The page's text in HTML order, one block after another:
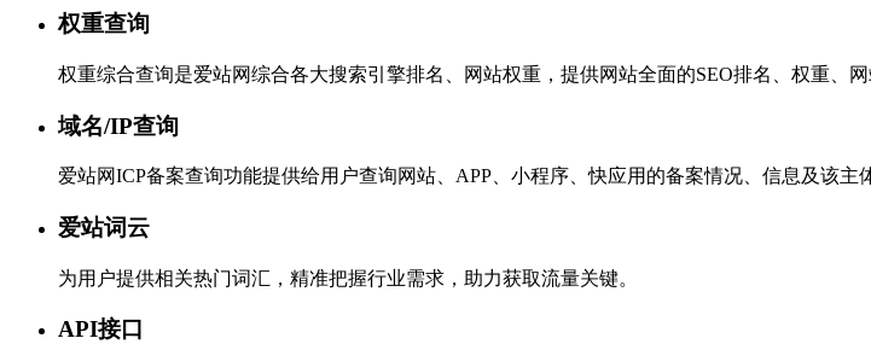
权重查询
权重综合查询是爱站网综合各大搜索引擎排名、网站权重，提供网站全面的SEO排名、权重、
域名/IP查询
爱站网ICP备案查询功能提供给用户查询网站、APP、小程序、快应用的备案情况、信息及该主
爱站词云
为用户提供相关热门词汇，精准把握行业需求，助力获取流量关键。
API接口